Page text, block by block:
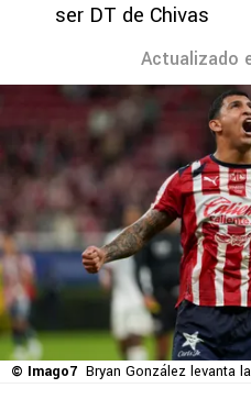
ser DT de Chivas
Actualizado
© Imago7 Bryan González levanta